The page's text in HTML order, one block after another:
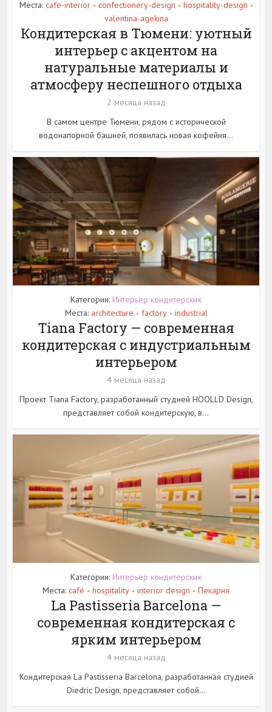
Места: cafe-interior • confectionery-design • hospitality-design •
valentina-agekina
Кондитерская в Тюмени: уютный
интерьер с акцентом на
натуральные материалы и
атмосферу неспешного отдыха
2 месяца назад
В самом центре Тюмени, рядом с исторической
водонапорной башней, появилась новая кофейня...
Категории: Интерьер кондитерских
Места: architecture • factory • industrial
Tiana Factory — современная
кондитерская с индустриальным
интерьером
4 месяца назад
Проект Tiana Factory, разработанный студией HOOLLD Design,
представляет собой кондитерскую, в...
Категории: Интерьер кондитерских
Места: café • hospitality • interior design • Пекарня
La Pastisseria Barcelona —
современная кондитерская с
ярким интерьером
4 месяца назад
Кондитерская La Pastisseria Barcelona, разработанная студией
Diedric Design, представляет собой...